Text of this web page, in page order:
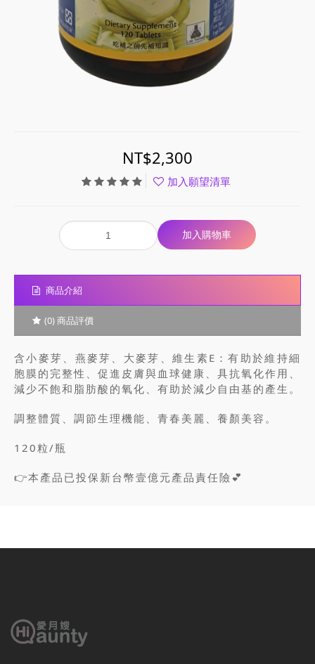
NT$2,300
加入願望清單
商品介紹
(0) 商品評價
含小麥芽、燕麥芽、大麥芽、維生素E：有助於維持細
胞膜的完整性、促進皮膚與血球健康、具抗氧化作用、
減少不飽和脂肪酸的氧化、有助於減少自由基的產生。
調整體質、調節生理機能、青春美麗、養顏美容。
120粒/瓶
👉本產品已投保新台幣壹億元產品責任險💕